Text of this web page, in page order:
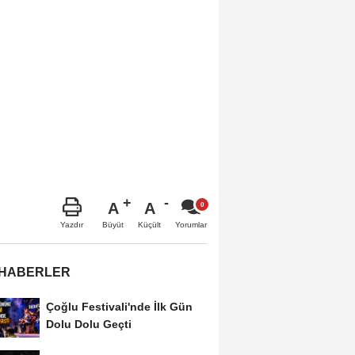
Yazdır
A
Büyüt
A
Küçült Yorumlar
Çoğlu Festivali'nde İlk Gün
Dolu Dolu Geçti